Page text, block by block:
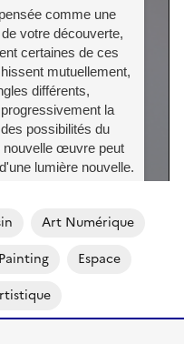
Art Numérique
Espace